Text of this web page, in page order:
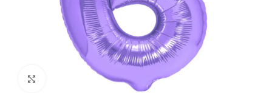
Faceți click pentru a mări